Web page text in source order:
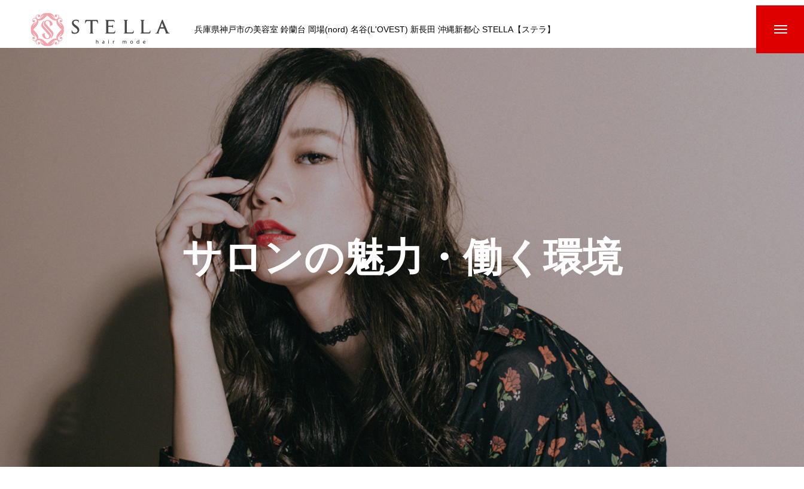
兵庫県神戸市の美容室 鈴蘭台 岡場(nord) 名谷(L'OVEST) 新長田 沖縄新都心 STELLA【ステラ】
STAFF VOICE
HOME SHOP STAFF VOICE BLOG COMPANY RECRUIT
サロンの魅力・働く環境